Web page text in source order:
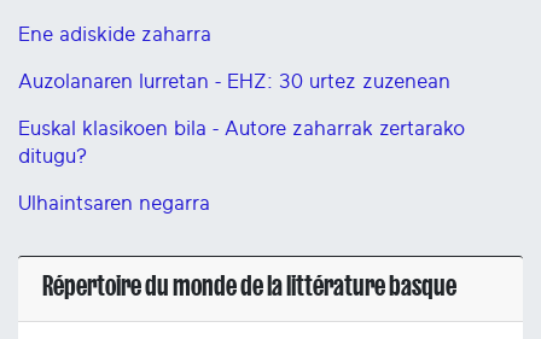
Ene adiskide zaharra
Auzolanaren lurretan - EHZ: 30 urtez zuzenean
Euskal klasikoen bila - Autore zaharrak zertarako
ditugu?
Ulhaintsaren negarra
Répertoire du monde de la littérature basque